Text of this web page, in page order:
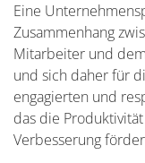
Eine
Zusammenhang
Mitarbeiter und
und sich daher für
engagierten und
das die
Verbesserung